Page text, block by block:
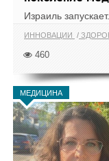
Израиль запускает...
ИННОВАЦИИ
460
МЕДИЦИНА